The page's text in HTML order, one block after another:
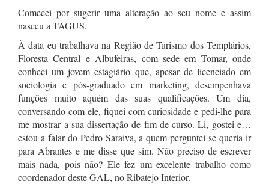
Comecei por sugerir uma alteração ao seu nome e assim
nasceu a TAGUS.
À data eu trabalhava na Região de Turismo dos Templários,
Floresta Central e Albufeiras, com sede em Tomar, onde
conheci um jovem estagiário que, apesar de licenciado em
sociologia e pós-graduado em marketing, desempenhava
funções muito aquém das suas qualificações. Um dia,
conversando com ele, fiquei com curiosidade e pedi-lhe para
me mostrar a sua dissertação de fim de curso. Li, gostei e…
estou a falar do Pedro Saraiva, a quem perguntei se queria ir
para Abrantes e me disse que sim. Não preciso de escrever
mais nada, pois não? Ele fez um excelente trabalho como
coordenador deste GAL, no Ribatejo Interior.